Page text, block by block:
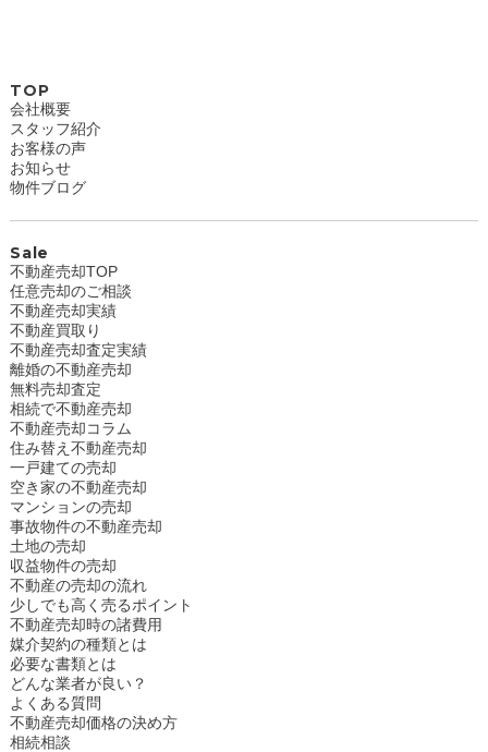
TOP
会社概要
スタッフ紹介
お客様の声
お知らせ
物件ブログ
Sale
不動産売却TOP
任意売却のご相談
不動産売却実績
不動産買取り
不動産売却査定実績
離婚の不動産売却
無料売却査定
相続で不動産売却
不動産売却コラム
住み替え不動産売却
一戸建ての売却
空き家の不動産売却
マンションの売却
事故物件の不動産売却
土地の売却
収益物件の売却
不動産の売却の流れ
少しでも高く売るポイント
不動産売却時の諸費用
媒介契約の種類とは
必要な書類とは
どんな業者が良い？
よくある質問
不動産売却価格の決め方
相続相談